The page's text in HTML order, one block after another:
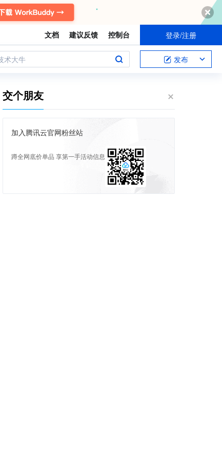
文档 建议反馈 控制台 登录/注册
术大牛 发布
交个朋友
加入腾讯云官网粉丝站
蹲全网底价单品 享第一手活动信息